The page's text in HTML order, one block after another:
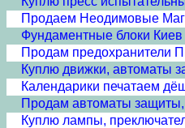
Продаем Неодимовые
Фундаментные блоки Киев
Продам предохранители
Куплю движки, автоматы
Календарики печатаем
Продам автоматы
Куплю лампы,